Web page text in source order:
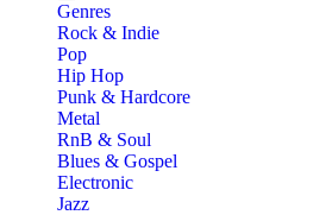
Genres
Rock & Indie
Pop
Hip Hop
Punk & Hardcore
Metal
RnB & Soul
Blues & Gospel
Electronic
Jazz